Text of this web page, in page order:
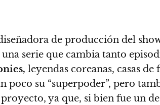
de producción del
serie que cambia tanto
leyendas coreanas, casas de
su “superpoder”, pero
ya que, si bien fue un